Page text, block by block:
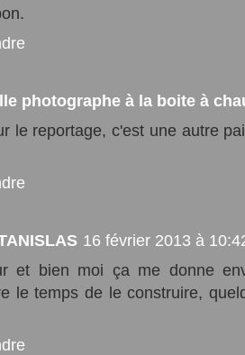
photographe à la boite à
le reportage, c'est une autre
16 février 2013 à
et bien moi ça me donne
le temps de le construire,